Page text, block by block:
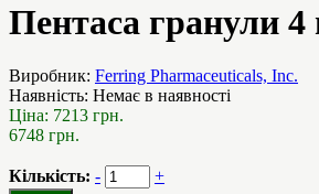
Пентаса гранули 4
Виробник: Ferring Pharmaceuticals, Inc.
Наявність: Немає в наявності
Ціна: 7213 грн.
6748 грн.
Кількість: - +